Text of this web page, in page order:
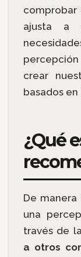
ajusta a
crear
basados en
¿Qué
De
una
través de
a otros